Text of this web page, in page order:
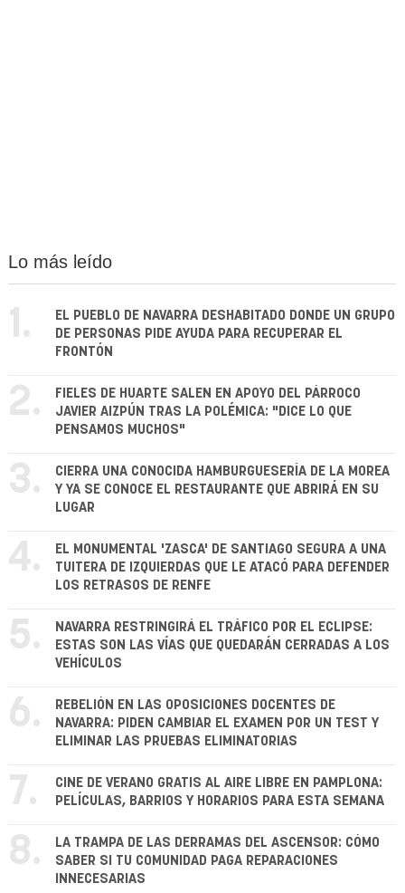
Lo más leído
1.
EL PUEBLO DE NAVARRA DESHABITADO DONDE UN GRUPO
DE PERSONAS PIDE AYUDA PARA RECUPERAR EL
FRONTÓN
2.
FIELES DE HUARTE SALEN EN APOYO DEL PÁRROCO
JAVIER AIZPÚN TRAS LA POLÉMICA: "DICE LO QUE
PENSAMOS MUCHOS"
3.
CIERRA UNA CONOCIDA HAMBURGUESERÍA DE LA MOREA
Y YA SE CONOCE EL RESTAURANTE QUE ABRIRÁ EN SU
LUGAR
4.
EL MONUMENTAL 'ZASCA' DE SANTIAGO SEGURA A UNA
TUITERA DE IZQUIERDAS QUE LE ATACÓ PARA DEFENDER
LOS RETRASOS DE RENFE
5.
NAVARRA RESTRINGIRÁ EL TRÁFICO POR EL ECLIPSE:
ESTAS SON LAS VÍAS QUE QUEDARÁN CERRADAS A LOS
VEHÍCULOS
6.
REBELIÓN EN LAS OPOSICIONES DOCENTES DE
NAVARRA: PIDEN CAMBIAR EL EXAMEN POR UN TEST Y
ELIMINAR LAS PRUEBAS ELIMINATORIAS
7.
CINE DE VERANO GRATIS AL AIRE LIBRE EN PAMPLONA:
PELÍCULAS, BARRIOS Y HORARIOS PARA ESTA SEMANA
8.
LA TRAMPA DE LAS DERRAMAS DEL ASCENSOR: CÓMO
SABER SI TU COMUNIDAD PAGA REPARACIONES
INNECESARIAS